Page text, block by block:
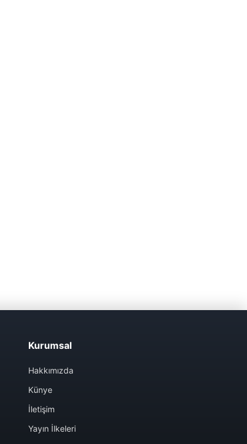
Kurumsal
Hakkımızda
Künye
İletişim
Yayın İlkeleri